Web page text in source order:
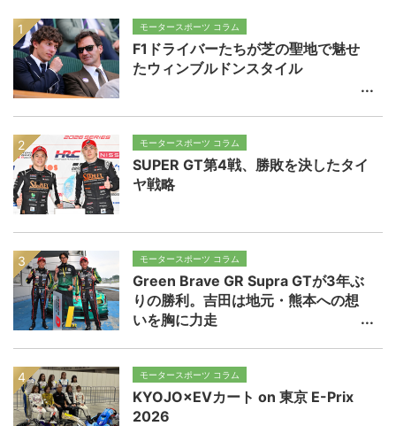
モータースポーツ コラム
F1ドライバーたちが芝の聖地で魅せ
たウィンブルドンスタイル
モータースポーツ コラム
SUPER GT第4戦、勝敗を決したタイ
ヤ戦略
モータースポーツ コラム
Green Brave GR Supra GTが3年ぶ
りの勝利。吉田は地元・熊本への想
いを胸に力走
モータースポーツ コラム
KYOJO×EVカート on 東京 E-Prix
2026